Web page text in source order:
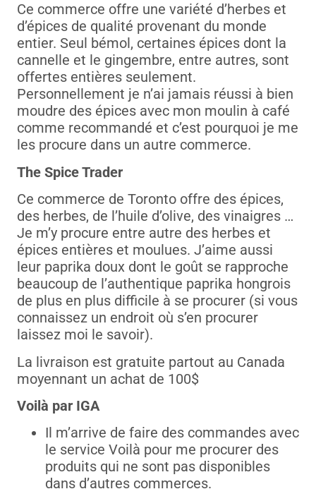
Ce commerce offre une variété d’herbes et
d’épices de qualité provenant du monde
entier. Seul bémol, certaines épices dont la
cannelle et le gingembre, entre autres, sont
offertes entières seulement.
Personnellement je n’ai jamais réussi à bien
moudre des épices avec mon moulin à café
comme recommandé et c’est pourquoi je me
les procure dans un autre commerce.
The Spice Trader
Ce commerce de Toronto offre des épices,
des herbes, de l’huile d’olive, des vinaigres …
Je m’y procure entre autre des herbes et
épices entières et moulues. J’aime aussi
leur paprika doux dont le goût se rapproche
beaucoup de l’authentique paprika hongrois
de plus en plus difficile à se procurer (si vous
connaissez un endroit où s’en procurer
laissez moi le savoir).
La livraison est gratuite partout au Canada
moyennant un achat de 100$
Voilà par IGA
Il m’arrive de faire des commandes avec
le service Voilà pour me procurer des
produits qui ne sont pas disponibles
dans d’autres commerces.